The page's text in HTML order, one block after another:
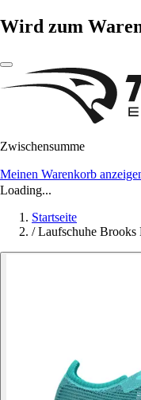
Wird zum
Zwischensumme
Meinen Warenkorb
Loading...
Startseite
/ Laufschuhe